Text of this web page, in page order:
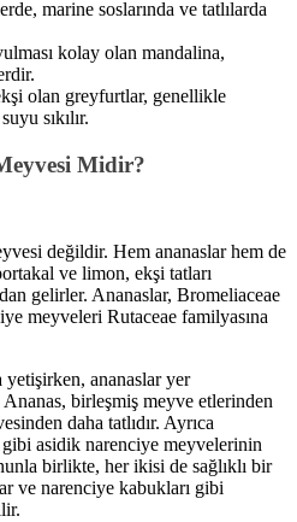
marine soslarında ve tatlılarda
kolay olan mandalina,
olan greyfurtlar, genellikle
sıkılır.
Midir?
değildir. Hem ananaslar hem de
ve limon, ekşi tatları
gelirler. Ananaslar, Bromeliaceae
meyveleri Rutaceae familyasına
ananaslar yer
birleşmiş meyve etlerinden
daha tatlıdır. Ayrıca
asidik narenciye meyvelerinin
birlikte, her ikisi de sağlıklı bir
ve narenciye kabukları gibi